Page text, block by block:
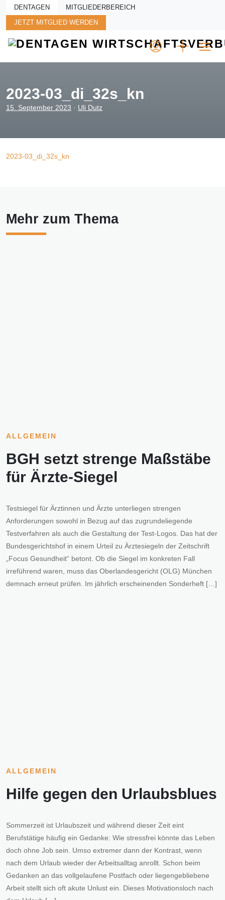
Skip to main content
DENTAGEN MITGLIEDERBEREICH
JETZT MITGLIED WERDEN
2023-03_di_32s_kn
15. September 2023 · Uli Dutz
2023-03_di_32s_kn
Mehr zum Thema
ALLGEMEIN
BGH setzt strenge Maßstäbe
für Ärzte-Siegel
Testsiegel für Ärztinnen und Ärzte unterliegen strengen
Anforderungen sowohl in Bezug auf das zugrundeliegende
Testverfahren als auch die Gestaltung der Test-Logos. Das hat der
Bundesgerichtshof in einem Urteil zu Ärztesiegeln der Zeitschrift
„Focus Gesundheit“ betont. Ob die Siegel im konkreten Fall
irreführend waren, muss das Oberlandesgericht (OLG) München
demnach erneut prüfen. Im jährlich erscheinenden Sonderheft […]
ALLGEMEIN
Hilfe gegen den Urlaubsblues
Sommerzeit ist Urlaubszeit und während dieser Zeit eint
Berufstätige häufig ein Gedanke: Wie stressfrei könnte das Leben
doch ohne Job sein. Umso extremer dann der Kontrast, wenn
nach dem Urlaub wieder der Arbeitsalltag anrollt. Schon beim
Gedanken an das vollgelaufene Postfach oder liegengebliebene
Arbeit stellt sich oft akute Unlust ein. Dieses Motivationsloch nach